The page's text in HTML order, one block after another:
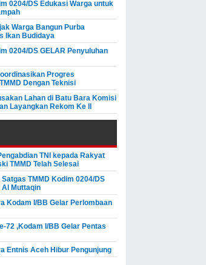
0204/DS Edukasi Warga untuk
Warga Bangun Purba
Ikan Budidaya
0204/DS GELAR Penyuluhan
Progres
Dengan Teknisi
Lahan di Batu Bara Komisi
Layangkan Rekom Ke II
TNI kepada Rakyat
​TMMD Telah Selesai
Satgas TMMD Kodim 0204/DS
Al Muttaqin
Kodam I/BB Gelar Perlombaan
72 ,Kodam I/BB Gelar Pentas
Entnis Aceh Hibur Pengunjung